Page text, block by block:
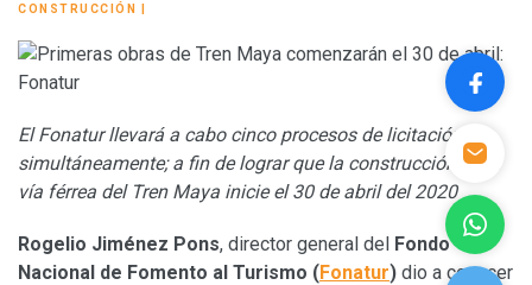
CONSTRUCCIÓN
El Fonatur llevará a cabo cinco procesos de licitación
simultáneamente; a fin de lograr que la construcción de la
vía férrea del Tren Maya inicie el 30 de abril del 2020
Rogelio Jiménez Pons, director general del Fondo
Nacional de Fomento al Turismo (Fonatur) dio a conocer